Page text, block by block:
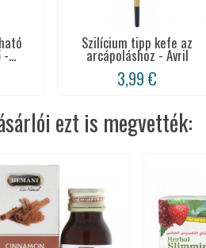
...
Szilícium tipp kefe az
arcápoláshoz - Avril
3,99 €
ezt is megvették: